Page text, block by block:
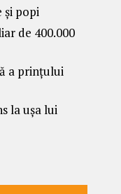
și popi
de 400.000
a prințului
la ușa lui